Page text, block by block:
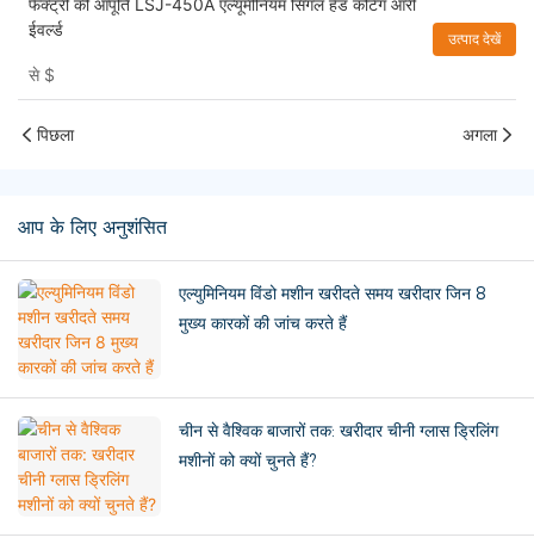
फैक्ट्री की आपूर्ति LSJ-450A एल्यूमीनियम सिंगल हेड कटिंग आरी
ईवर्ल्ड
से $
उत्पाद देखें
पिछला अगला
आप के लिए अनुशंसित
एल्युमिनियम विंडो मशीन खरीदते समय खरीदार जिन 8
मुख्य कारकों की जांच करते हैं
चीन से वैश्विक बाजारों तक: खरीदार चीनी ग्लास ड्रिलिंग
मशीनों को क्यों चुनते हैं?